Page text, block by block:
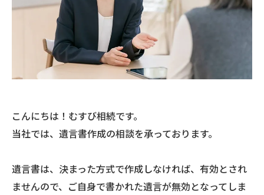
こんにちは！むすび相続です。
当社では、遺言書作成の相談を承っております。
遺言書は、決まった方式で作成しなければ、有効とされ
ませんので、ご自身で書かれた遺言が無効となってしま